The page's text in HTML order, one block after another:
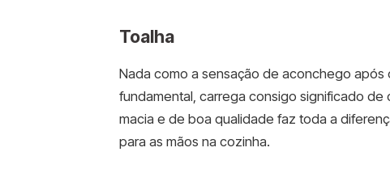
Toalha
Nada como a sensação de aconchego
fundamental, carrega consigo significado
macia e de boa qualidade faz toda a
para as mãos na cozinha.